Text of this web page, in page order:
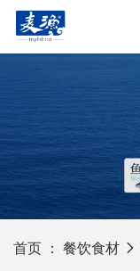
首页 ： 餐饮食材